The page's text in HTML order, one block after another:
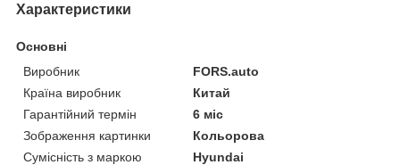
Характеристики
Основні
Виробник
FORS.auto
Країна виробник
Китай
Гарантійний термін
6 міс
Зображення картинки
Кольорова
Сумісність з маркою
Hyundai